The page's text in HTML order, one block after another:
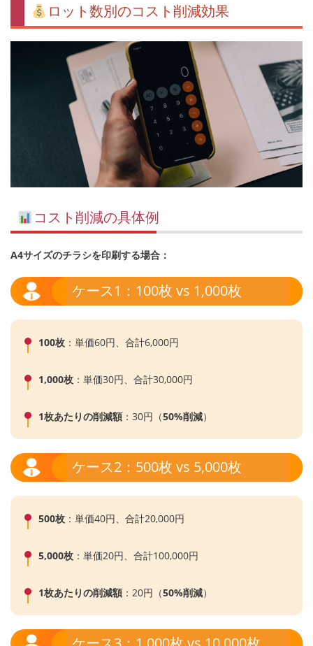
ロット数別のコスト削減効果
コスト削減の具体例
A4サイズのチラシを印刷する場合：
ケース1：100枚 vs 1,000枚
100枚 ：単価60円、合計6,000円
1,000枚 ：単価30円、合計30,000円
1枚あたりの削減額：30円（50%削減）
ケース2：500枚 vs 5,000枚
500枚 ：単価40円、合計20,000円
5,000枚 ：単価20円、合計100,000円
1枚あたりの削減額：20円（50%削減）